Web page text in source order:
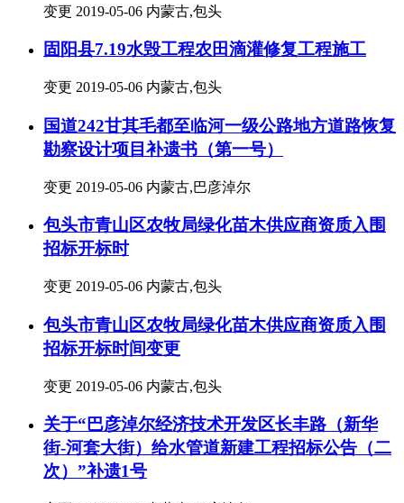
变更 2019-05-06 内蒙古,包头
固阳县7.19水毁工程农田滴灌修复工程施工
变更 2019-05-06 内蒙古,包头
国道242甘其毛都至临河一级公路地方道路恢复
勘察设计项目补遗书（第一号）
变更 2019-05-06 内蒙古,巴彦淖尔
包头市青山区农牧局绿化苗木供应商资质入围
招标开标时
变更 2019-05-06 内蒙古,包头
包头市青山区农牧局绿化苗木供应商资质入围
招标开标时间变更
变更 2019-05-06 内蒙古,包头
关于“巴彦淖尔经济技术开发区长丰路（新华
街-河套大街）给水管道新建工程招标公告（二
次）”补遗1号